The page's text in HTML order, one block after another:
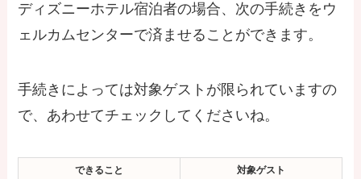
ディズニーホテル宿泊者の場合、次の手続きをウ
ェルカムセンターで済ませることができます。
手続きによっては対象ゲストが限られていますの
で、あわせてチェックしてくださいね。
できること 対象ゲスト